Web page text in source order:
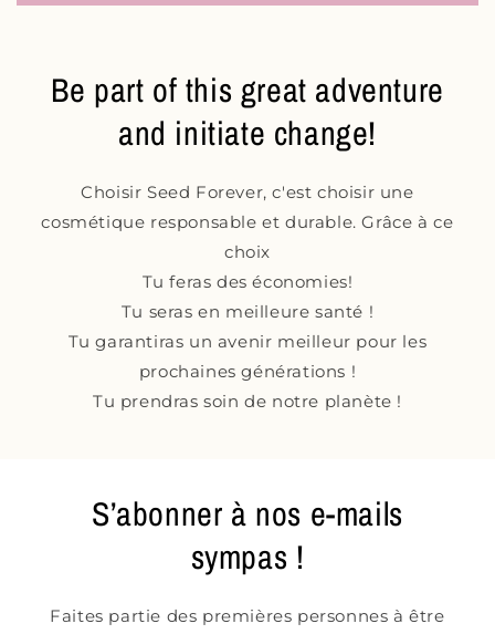
Be part of this great adventure
and initiate change!
Choisir Seed Forever, c'est choisir une
cosmétique responsable et durable. Grâce à ce
choix
Tu feras des économies!
Tu seras en meilleure santé !
Tu garantiras un avenir meilleur pour les
prochaines générations !
Tu prendras soin de notre planète !
S’abonner à nos e-mails
sympas !
Faites partie des premières personnes à être